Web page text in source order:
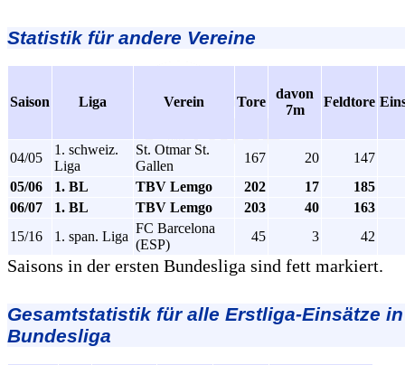
Statistik für andere Vereine
Saison Liga Verein Tore
davon
7m
Feldtore
04/05
1. schweiz.
Liga
St. Otmar St.
Gallen
167 20
147
05/06
1. BL TBV Lemgo 202 17
185
06/07
1. BL TBV Lemgo 203 40
163
15/16
1. span. Liga
FC Barcelona
(ESP)
45 3 42
Saisons in der ersten Bundesliga sind fett markiert.
Gesamtstatistik für alle Erstliga-Einsätze
Bundesliga